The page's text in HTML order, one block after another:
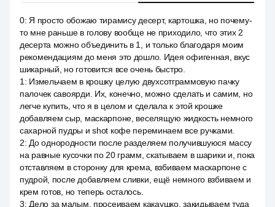
0: Я просто обожаю тирамису десерт, картошка, но почему-
то мне раньше в голову вообще не приходило, что этих 2
десерта можно объединить в 1, и только благодаря моим
рекомендациям до меня это дошло. Идея офигенная, вкус
шикарный, но готовится все очень быстро.
1 : Измельчаем в крошку целую двухсотграммовую пачку
палочек савоярди. Их, конечно, можно сделать и самим, но
легче купить, что я в целом и сделала к этой крошке
добавляем сыр, маскарпоне, веселящую жидкость немного
сахарной пудры и shot кофе переминаем все ручками.
2: До однородности после разделяем получившуюся массу
на равные кусочки по 20 грамм, скатываем в шарики и, пока
отставляем в сторонку для крема, взбиваем маскарпоне с
пудрой, после добавляем сливки, ещё немного взбиваем и
крем готов, но теперь осталось.
3: Дело за малым, просеиваем какаушко, закидываем туда